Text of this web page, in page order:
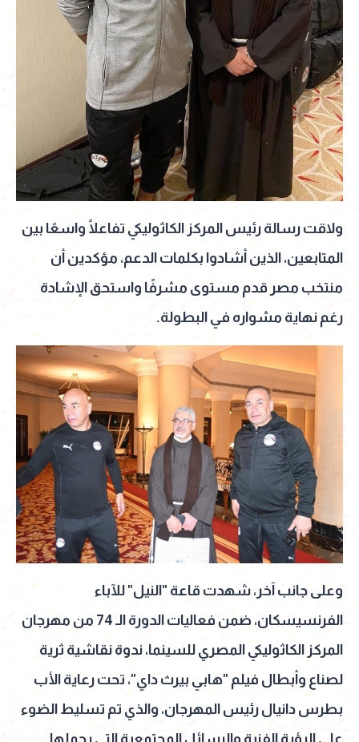
ولاقت رسالة رئيس المركز الكاثوليكي تفاعلًا واسعًا بين
المتابعين، الذين أشادوا بكلمات الدعم، مؤكدين أن
منتخب مصر قدم مستوى مشرفًا واستحق الإشادة
رغم نهاية مشواره في البطولة.
وعلى جانب آخر، شهدت قاعة "النيل" للآباء
الفرنسيسكان، ضمن فعاليات الدورة الـ 74 من مهرجان
المركز الكاثوليكي المصري للسينما، ندوة نقاشية ثرية
لصناع وأبطال فيلم "هابي بيرث داي"، تحت رعاية الأب
بطرس دانيال رئيس المهرجان، والذي تم تسليط الضوء
على الرؤية الفنية والرسائل المجتمعية التي يحملها